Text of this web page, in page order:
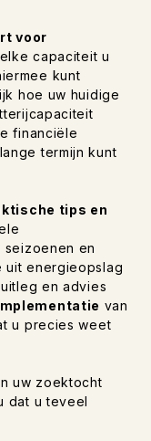
voor
capaciteit u
kunt
hoe uw huidige
financiële
termijn kunt
tips en
en
uit energieopslag
en advies
van
u precies weet
uw zoektocht
dat u teveel